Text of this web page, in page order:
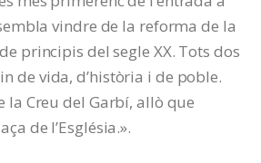
vindre de la reforma de la
principis del segle XX. Tots dos
de vida, d’història i de poble.
la Creu del Garbí, allò que
de l’Església.».